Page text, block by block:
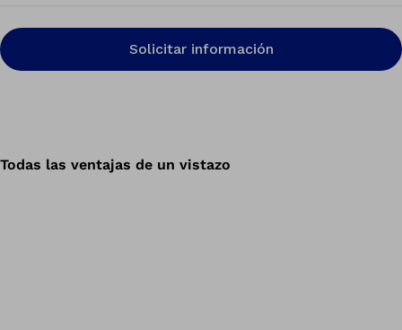
Solicitar información
Todas las ventajas de un vistazo